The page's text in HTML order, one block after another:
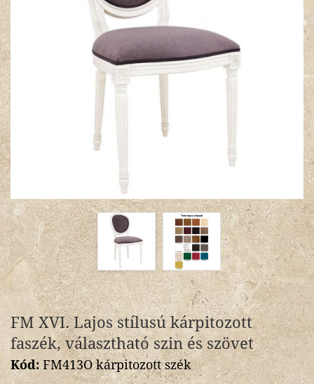
FM XVI. Lajos stílusú kárpitozott
faszék, választható szin és szövet
Kód:FM413O kárpitozott szék